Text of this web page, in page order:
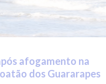
afogamento na
dos Guararapes